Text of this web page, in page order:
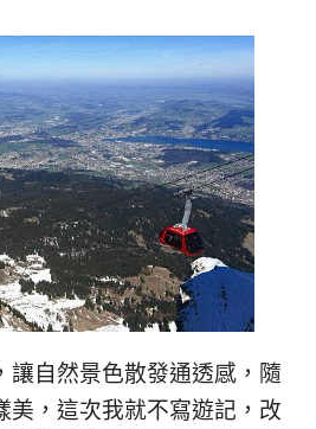
讓自然景色散發通透感，隨
美，這次我就不寫遊記，改